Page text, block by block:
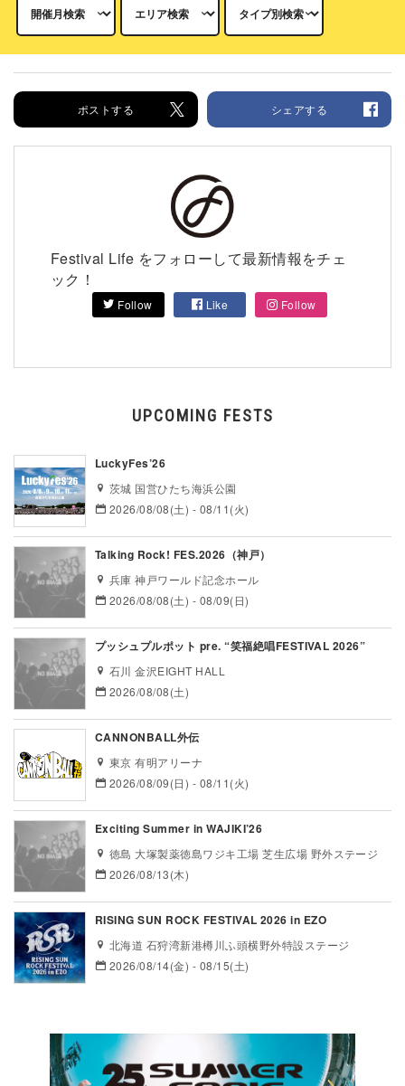
ポストする シェアする
Festival Life をフォローして最新情報をチェ
ック！
Follow Like Follow
UPCOMING FESTS
LuckyFes’26
茨城 国営ひたち海浜公園
2026/08/08(土) - 08/11(火)
Talking Rock! FES.2026（神戸）
兵庫 神戸ワールド記念ホール
2026/08/08(土) - 08/09(日)
プッシュプルポット pre. “笑福絶唱FESTIVAL 2026”
石川 金沢EIGHT HALL
2026/08/08(土)
CANNONBALL外伝
東京 有明アリーナ
2026/08/09(日) - 08/11(火)
Exciting Summer in WAJIKI’26
徳島 大塚製薬徳島ワジキ工場 芝生広場 野外ステージ
2026/08/13(木)
RISING SUN ROCK FESTIVAL 2026 in EZO
北海道 石狩湾新港樽川ふ頭横野外特設ステージ
2026/08/14(金) - 08/15(土)